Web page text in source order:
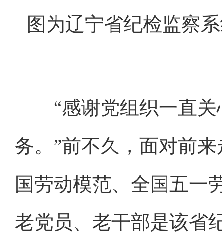
图为辽宁省纪检监察
“感谢党组织一直关
务。”前不久，面对前
国劳动模范、全国五一
老党员、老干部是该省